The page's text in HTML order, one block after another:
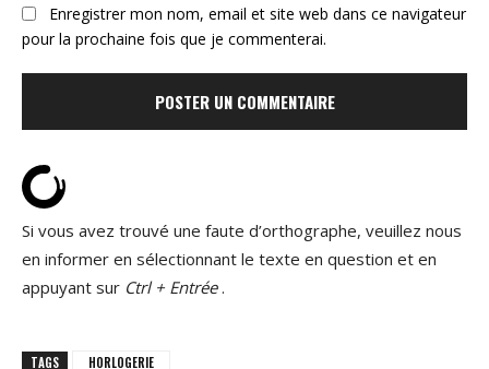
Enregistrer mon nom, email et site web dans ce navigateur
pour la prochaine fois que je commenterai.
Si vous avez trouvé une faute d’orthographe, veuillez nous
en informer en sélectionnant le texte en question et en
appuyant sur Ctrl + Entrée.
TAGS HORLOGERIE